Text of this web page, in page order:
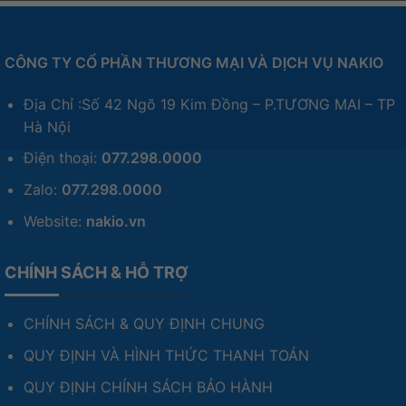
CÔNG TY CỔ PHẦN THƯƠNG MẠI VÀ DỊCH VỤ NAKIO
Địa Chỉ :Số 42 Ngõ 19 Kim Đồng – P.TƯƠNG MAI – TP
Hà Nội
Điện thoại: 077.298.0000
Zalo: 077.298.0000
Website: nakio.vn
CHÍNH SÁCH & HỖ TRỢ
CHÍNH SÁCH & QUY ĐỊNH CHUNG
QUY ĐỊNH VÀ HÌNH THỨC THANH TOÁN
QUY ĐỊNH CHÍNH SÁCH BẢO HÀNH